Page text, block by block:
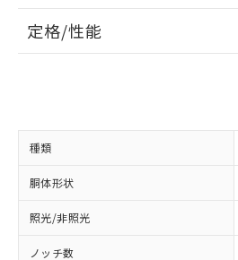
定格/性能
種類
胴体形状
照光/非照光
ノッチ数